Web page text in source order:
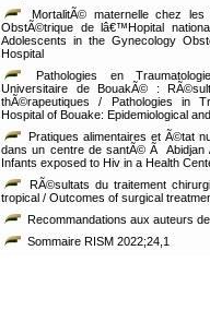
MortalitÃ© maternelle chez
ObstÃ©trique de lâ€™Hopital
Adolescents in the Gynecology
Hospital
Pathologies en
Universitaire de BouakÃ© :
thÃ©rapeutiques / Pathologies in
Hospital of Bouake: Epidemiological
Pratiques alimentaires et Ã©tat
dans un centre de santÃ© Ã Abidjan
Infants exposed to Hiv in a Health
RÃ©sultats du traitement
tropical / Outcomes of surgical
Recommandations aux auteurs
Sommaire RISM 2022;24,1